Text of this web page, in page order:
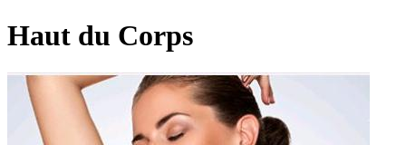
Haut du Corps